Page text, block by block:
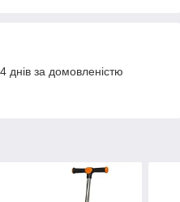
днів за домовленістю